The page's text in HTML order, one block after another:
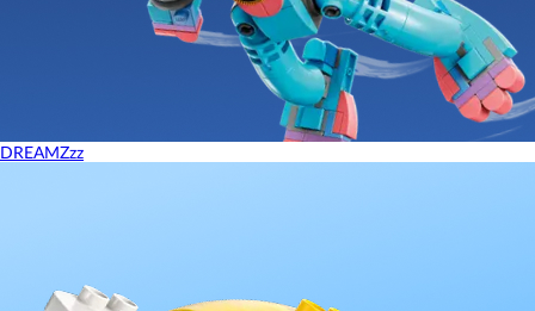
DREAMZzz